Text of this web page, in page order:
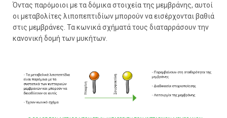
Όντας παρόμοιοι με τα δόμικα στοιχεία της μεμβράνης, αυτοί
οι μεταβολίτες λιποπεπτιδίων μπορούν να εισέρχονται βαθιά
στις μεμβράνες. Τα κωνικά σχήματά τους διαταρράσουν την
κανονική δομή των μυκήτων.